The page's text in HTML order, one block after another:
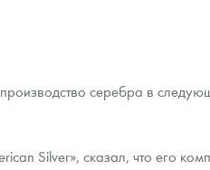
серебра в
Silver», сказал, что его